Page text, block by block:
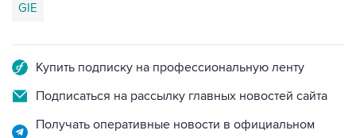
GIE
Купить подписку на профессиональную ленту
Подписаться на рассылку главных новостей сайта
Получать оперативные новости в официальном